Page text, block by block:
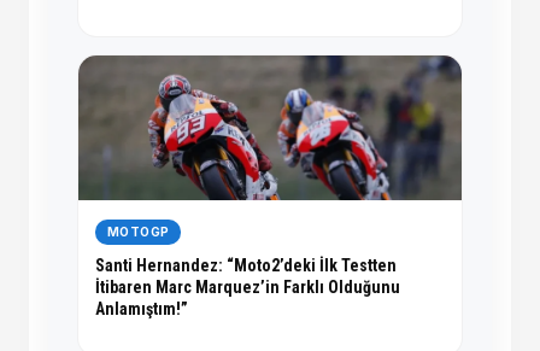
MOTOGP
Santi Hernandez: “Moto2’deki İlk Testten
İtibaren Marc Marquez’in Farklı Olduğunu
Anlamıştım!”